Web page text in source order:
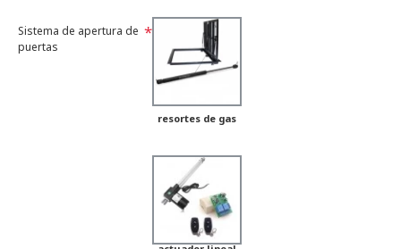
Sistema de apertura de
puertas
resortes de gas